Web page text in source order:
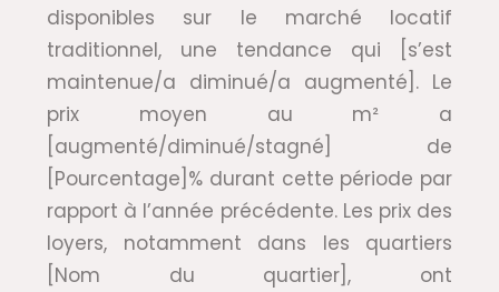
disponibles sur le marché locatif
traditionnel, une tendance qui [s’est
maintenue/a diminué/a augmenté]. Le
prix moyen au m² a
[augmenté/diminué/stagné] de
[Pourcentage]% durant cette période par
rapport à l’année précédente. Les prix des
loyers, notamment dans les quartiers
[Nom du quartier], ont